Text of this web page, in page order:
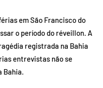
em São Francisco do
o período do réveillon. A
registrada na Bahia
entrevistas não se
Bahia.